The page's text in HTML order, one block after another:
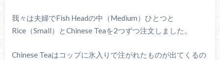
我々は夫婦でFish Headの中（Medium）ひとつと
Rice（Small）とChinese Teaを2つずつ注文しました。
Chinese Teaはコップに氷入りで注がれたものが出てくるの